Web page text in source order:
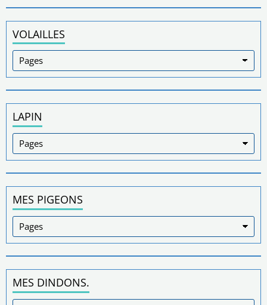
VOLAILLES
LAPIN
MES PIGEONS
MES DINDONS.